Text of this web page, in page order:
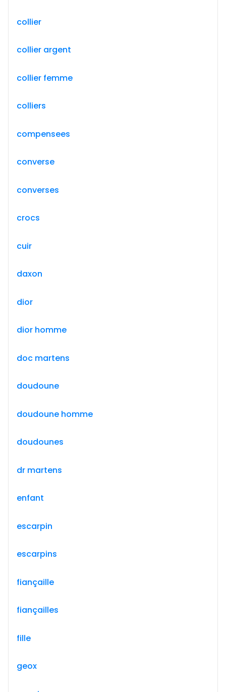
collier
collier argent
collier femme
colliers
compensees
converse
converses
crocs
cuir
daxon
dior
dior homme
doc martens
doudoune
doudoune homme
doudounes
dr martens
enfant
escarpin
escarpins
fiançaille
fiançailles
fille
geox